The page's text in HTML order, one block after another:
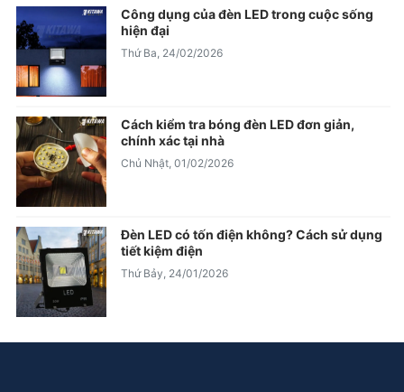
Công dụng của đèn LED trong cuộc sống
hiện đại
Thứ Ba, 24/02/2026
Cách kiểm tra bóng đèn LED đơn giản,
chính xác tại nhà
Chủ Nhật, 01/02/2026
Đèn LED có tốn điện không? Cách sử dụng
tiết kiệm điện
Thứ Bảy, 24/01/2026